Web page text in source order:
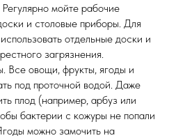
мойте рабочие
и столовые приборы. Для
отдельные доски и
загрязнения.
Все овощи, фрукты, ягоды и
под проточной водой. Даже
плод (например, арбуз или
бактерии с кожуры не попали
можно замочить на